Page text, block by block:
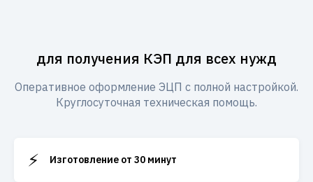
для получения КЭП для всех нужд
Оперативное оформление ЭЦП с полной настройкой.
Круглосуточная техническая помощь.
⚡ Изготовление от 30 минут